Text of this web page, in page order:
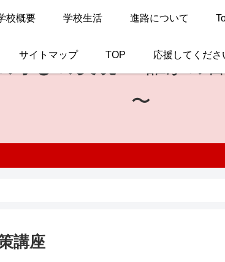
校概要 学校生活 進路について
サイトマップ TOP 応援してくださ
学びの実現
〜 誰かの
〜
講座